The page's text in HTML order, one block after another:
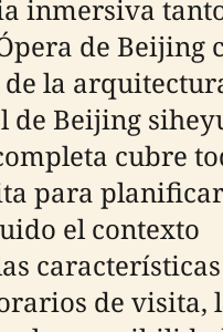
inmersiva
de Beijing
de la
de Beijing
cubre
para
el contexto
de visita,